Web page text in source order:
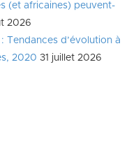
(et africaines) peuvent-
2026
Tendances d’évolution à
2020 31 juillet 2026